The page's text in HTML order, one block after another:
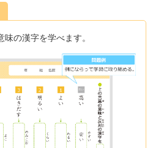
の漢字を学べます。